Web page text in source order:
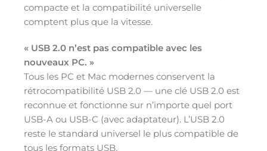
compacte et la compatibilité universelle
comptent plus que la vitesse.
« USB 2.0 n’est pas compatible avec les
nouveaux PC. »
Tous les PC et Mac modernes conservent la
rétrocompatibilité USB 2.0 — une clé USB 2.0 est
reconnue et fonctionne sur n’importe quel port
USB-A ou USB-C (avec adaptateur). L’USB 2.0
reste le standard universel le plus compatible de
tous les formats USB.